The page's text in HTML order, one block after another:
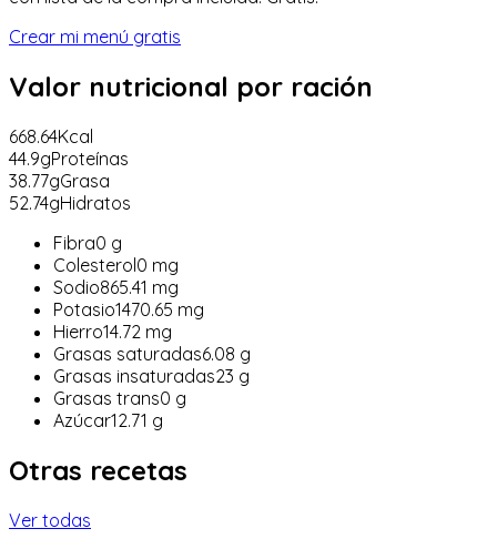
Crear mi menú gratis
Valor nutricional por ración
668.64Kcal
44.9gProteínas
38.77gGrasa
52.74gHidratos
Fibra0 g
Colesterol0 mg
Sodio865.41 mg
Potasio1470.65 mg
Hierro14.72 mg
Grasas saturadas6.08 g
Grasas insaturadas23 g
Grasas trans0 g
Azúcar12.71 g
Otras recetas
Ver todas